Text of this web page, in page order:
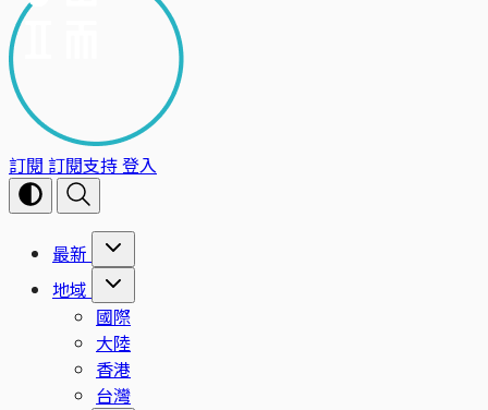
訂閱 訂閱支持登入
最新
地域
國際
大陸
香港
台灣